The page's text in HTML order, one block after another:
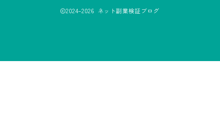
2024–2026 ネット副業検証ブログ